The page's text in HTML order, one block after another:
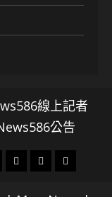
線上記者
公告
國
運
生